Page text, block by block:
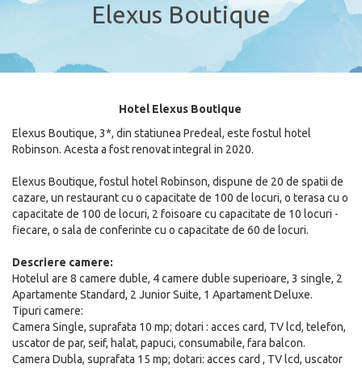
Elexus Boutique
Hotel Elexus Boutique
Elexus Boutique, 3*, din statiunea Predeal, este fostul hotel
Robinson. Acesta a fost renovat integral in 2020.
Elexus Boutique, fostul hotel Robinson, dispune de 20 de spatii de
cazare, un restaurant cu o capacitate de 100 de locuri, o terasa cu o
capacitate de 100 de locuri, 2 foisoare cu capacitate de 10 locuri -
fiecare, o sala de conferinte cu o capacitate de 60 de locuri.
Descriere camere:
Hotelul are 8 camere duble, 4 camere duble superioare, 3 single, 2
Apartamente Standard, 2 Junior Suite, 1 Apartament Deluxe.
Tipuri camere:
Camera Single, suprafata 10 mp; dotari : acces card, TV lcd, telefon,
uscator de par, seif, halat, papuci, consumabile, fara balcon.
Camera Dubla, suprafata 15 mp; dotari: acces card , TV lcd, uscator